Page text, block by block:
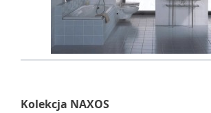
Kolekcja NAXOS